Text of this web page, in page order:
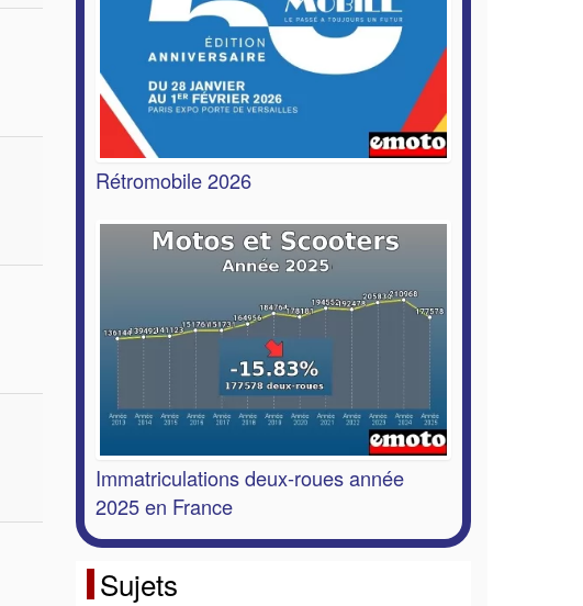
Rétromobile 2026
Immatriculations deux-roues année
2025 en France
Sujets